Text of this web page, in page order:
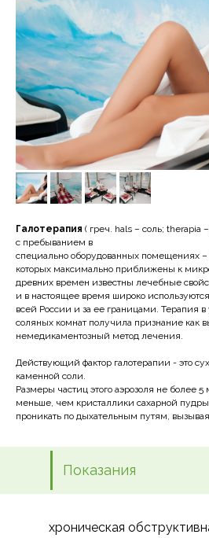
Галотерапия ( греч. hals – соль;
с пребыванием в
специально оборудованных помещениях –
которых максимально приближены к
древних времен известны лечебные
и в настоящее время широко
всей России и за ее границами. Терапия
соляных комнат получила признание как
немедикаментозный метод лечения.
Действующий фактор галотерапии - это
каменной соли.
Размеры частиц этого аэрозоля не более 5
меньше, чем кристаллики сахарной
проникать по дыхательным путям,
Показания
хроническая